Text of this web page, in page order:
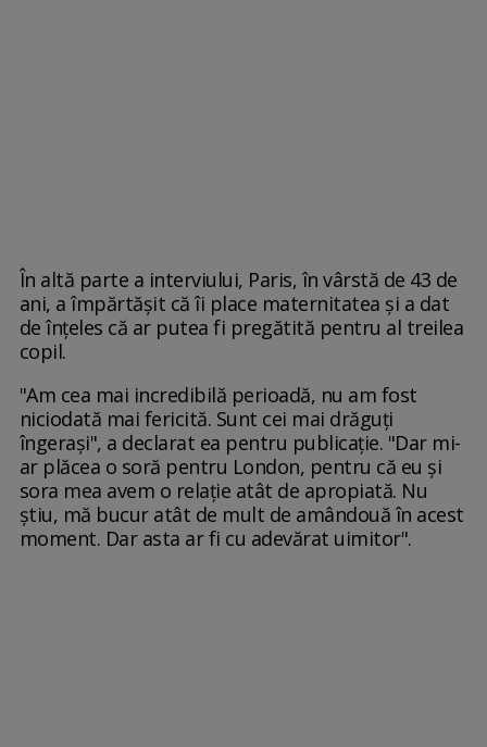
În altă parte a interviului, Paris, în vârstă de 43 de
ani, a împărtășit că îi place maternitatea și a dat
de înțeles că ar putea fi pregătită pentru al treilea
copil.
"Am cea mai incredibilă perioadă, nu am fost
niciodată mai fericită. Sunt cei mai drăguți
îngerași", a declarat ea pentru publicație. "Dar mi-
ar plăcea o soră pentru London, pentru că eu și
sora mea avem o relație atât de apropiată. Nu
știu, mă bucur atât de mult de amândouă în acest
moment. Dar asta ar fi cu adevărat uimitor".